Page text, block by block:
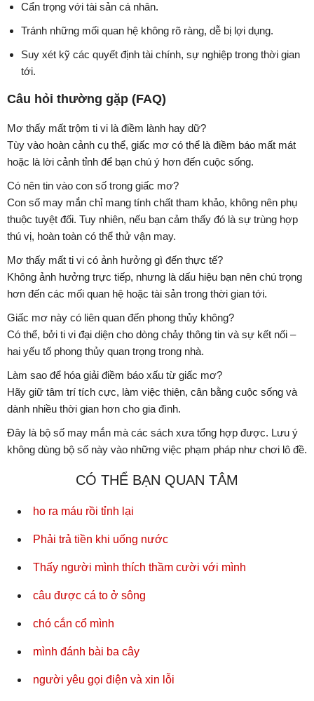
Cẩn trọng với tài sản cá nhân.
Tránh những mối quan hệ không rõ ràng, dễ bị lợi dụng.
Suy xét kỹ các quyết định tài chính, sự nghiệp trong thời gian
tới.
Câu hỏi thường gặp (FAQ)
Mơ thấy mất trộm ti vi là điềm lành hay dữ?
Tùy vào hoàn cảnh cụ thể, giấc mơ có thể là điềm báo mất mát
hoặc là lời cảnh tỉnh để bạn chú ý hơn đến cuộc sống.
Có nên tin vào con số trong giấc mơ?
Con số may mắn chỉ mang tính chất tham khảo, không nên phụ
thuộc tuyệt đối. Tuy nhiên, nếu bạn cảm thấy đó là sự trùng hợp
thú vị, hoàn toàn có thể thử vận may.
Mơ thấy mất ti vi có ảnh hưởng gì đến thực tế?
Không ảnh hưởng trực tiếp, nhưng là dấu hiệu bạn nên chú trọng
hơn đến các mối quan hệ hoặc tài sản trong thời gian tới.
Giấc mơ này có liên quan đến phong thủy không?
Có thể, bởi ti vi đại diện cho dòng chảy thông tin và sự kết nối –
hai yếu tố phong thủy quan trọng trong nhà.
Làm sao để hóa giải điềm báo xấu từ giấc mơ?
Hãy giữ tâm trí tích cực, làm việc thiện, cân bằng cuộc sống và
dành nhiều thời gian hơn cho gia đình.
Đây là bộ số may mắn mà các sách xưa tổng hợp được. Lưu ý
không dùng bộ số này vào những việc phạm pháp như chơi lô đề.
CÓ THỂ BẠN QUAN TÂM
ho ra máu rồi tỉnh lại
Phải trả tiền khi uống nước
Thấy người mình thích thầm cười với mình
câu được cá to ở sông
chó cắn cổ mình
mình đánh bài ba cây
người yêu gọi điện và xin lỗi